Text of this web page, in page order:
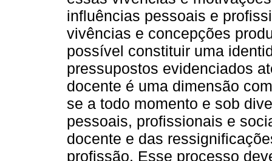
influências pessoais e
vivências e concepções
possível constituir uma
pressupostos evidenciados
docente é uma dimensão
se a todo momento e sob
pessoais, profissionais e
docente e das
profissão. Esse processo